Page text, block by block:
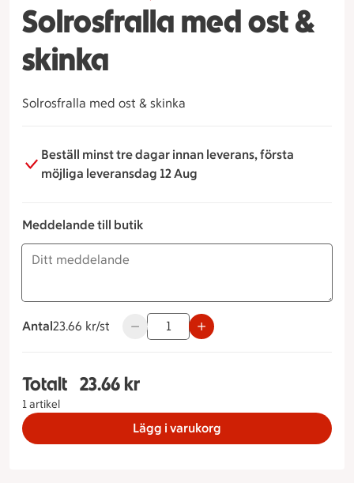
Solrosfralla med ost &
skinka
Solrosfralla med ost & skinka
Beställ minst tre dagar innan leverans, första
möjliga leveransdag 12 Aug
Meddelande till butik
Antal
23.66 kronor styck
23.66 kr/st Använd knapparna för att minska
Totalt
1 artikel
Totalt 1 stycken Solrosfralla med ost & skinka,
23.66 kr
Lägg i varukorg